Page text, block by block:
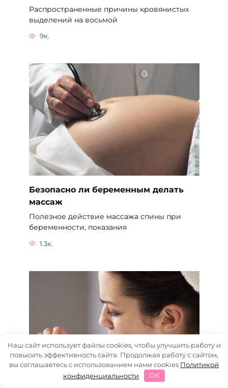
Распространенные причины кровянистых
выделений на восьмой
9к.
Безопасно ли беременным делать
массаж
Полезное действие массажа спины при
беременности, показания
1.3к.
Наш сайт использует файлы cookies, чтобы улучшить работу и
повысить эффективность сайта. Продолжая работу с сайтом,
вы соглашаетесь с использованием нами cookies Политикой
конфиденциальности
OK